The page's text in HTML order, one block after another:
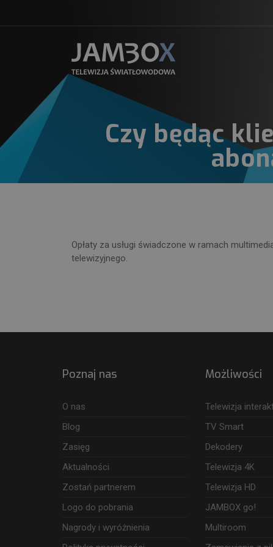
Czy będąc
Opłaty za usługi świadczone w ramach
telewizyjnego.
Poznaj nas
O nas
Blog
Zasięg
Aktualności
Zostań partnerem
Logo do pobrania
Nagrody i wyróżnienia
Możliwości
Telewizja
TV Smart
Dekodery
Telewizja 4K
Telewizja HD
JAMBOX go!
Multiroom